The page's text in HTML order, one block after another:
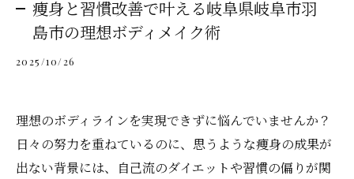
痩身と習慣改善で叶える岐阜県岐阜市羽
島市の理想ボディメイク術
2025/10/26
理想のボディラインを実現できずに悩んでいませんか？
日々の努力を重ねているのに、思うような痩身の成果が
出ない背景には、自己流のダイエットや習慣の偏りが関